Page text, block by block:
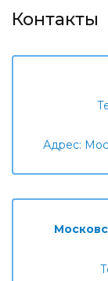
Контакты
Адрес: